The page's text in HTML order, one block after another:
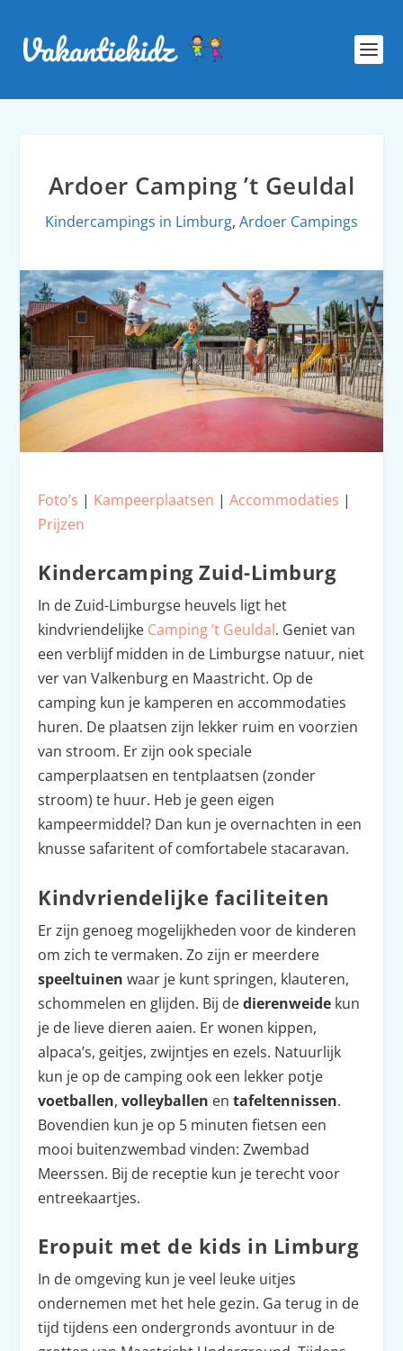
Ardoer Camping ’t Geuldal
Kindercampings in Limburg, Ardoer Campings
Foto’s | Kampeerplaatsen |Accommodaties |
Prijzen
Kindercamping Zuid-Limburg
In de Zuid-Limburgse heuvels ligt het
kindvriendelijke Camping ’t Geuldal. Geniet van
een verblijf midden in de Limburgse natuur, niet
ver van Valkenburg en Maastricht. Op de
camping kun je kamperen en accommodaties
huren. De plaatsen zijn lekker ruim en voorzien
van stroom. Er zijn ook speciale
camperplaatsen en tentplaatsen (zonder
stroom) te huur. Heb je geen eigen
kampeermiddel? Dan kun je overnachten in een
knusse safaritent of comfortabele stacaravan.
Kindvriendelijke faciliteiten
Er zijn genoeg mogelijkheden voor de kinderen
om zich te vermaken. Zo zijn er meerdere
speeltuinen waar je kunt springen, klauteren,
schommelen en glijden. Bij dedierenweide kun
je de lieve dieren aaien. Er wonen kippen,
alpaca’s, geitjes, zwijntjes en ezels. Natuurlijk
kun je op de camping ook een lekker potje
voetballen,volleyballen entafeltennissen.
Bovendien kun je op 5 minuten fietsen een
mooi buitenzwembad vinden: Zwembad
Meerssen. Bij de receptie kun je terecht voor
entreekaartjes.
Eropuit met de kids in Limburg
In de omgeving kun je veel leuke uitjes
ondernemen met het hele gezin. Ga terug in de
tijd tijdens een ondergronds avontuur in de